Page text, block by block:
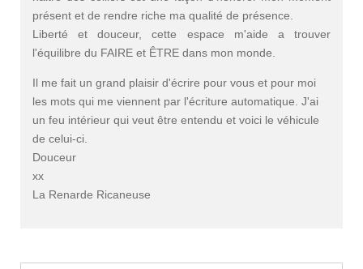
présent et de rendre riche ma qualité de présence.
Liberté et douceur, cette espace m'aide a trouver
l'équilibre du FAIRE et ÊTRE dans mon monde.
Il me fait un grand plaisir d'écrire pour vous et pour moi
les mots qui me viennent par l'écriture automatique. J'ai
un feu intérieur qui veut être entendu et voici le véhicule
de celui-ci.
Douceur
xx
La Renarde Ricaneuse